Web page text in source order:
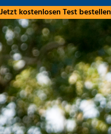
Jetzt kostenlosen Test bestellen